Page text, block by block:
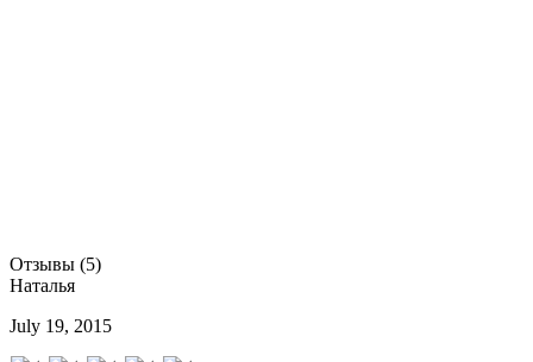
Отзывы (5)
Наталья
July 19, 2015